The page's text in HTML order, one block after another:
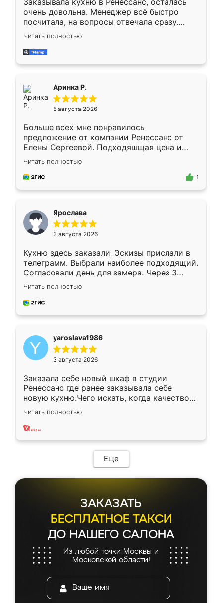
Заказывала кухню в Ренессанс, осталась
очень довольна. Менеджер всё быстро
посчитала, на вопросы отвечала сразу.
Замерщик приехал в субботу, подошёл к
делу со всей ответственностью. Собрали
за день, ребята работали аккуратно, даже
Читать полностью
Аринка Р.
5 августа 2026
Больше всех мне понравилось
предложение от компании Ренессанс от
Елены Сергеевой. Подходяшщая цена и
короткие сроки изготовления. Приехавший
для замера сотрудник Владислав
предложил по моему эскизу самый
Читать полностью
1
Ярослава
3 августа 2026
Кухню здесь заказали. Эскизы прислали в
телеграмм. Выбрали наиболее подходящий.
Согласовали день для замера. Через 3
недели кухня была уже готова. Остались
довольны работой. Спасибо Ренессанс
мебель за качественную работу!
Читать полностью
yaroslava1986
3 августа 2026
Заказала себе новый шкаф в студии
Ренессанс где ранее заказывала себе
новую кухню.Чего искать, когда качеством
вполне довольна. Служит кухня уже почти
два года, нареканий нет.
Читать полностью
Еще
ЗАКАЗАТЬ
БЕСПЛАТНОЕ ТАКСИ
ДО НАШЕГО САЛОНА
Из любой точки Москвы и
Московской области!